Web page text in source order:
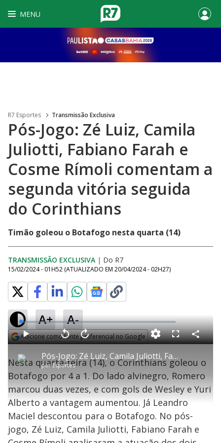
MENU
R7 Esportes Transmissão Exclusiva
Pós-Jogo: Zé Luiz, Camila
Juliotti, Fabiano Farah e
Cosme Rímoli comentam a
segunda vitória seguida
do Corinthians
Timão goleou o Botafogo nesta quarta (14)
TRANSMISSÃO EXCLUSIVA | Do R7
15/02/2024 - 01H52 (ATUALIZADO EM 20/04/2024 - 02H27)
A+ A-
Adicione como fonte preferencial no Google
P
l
a
Pós-Jogo: Zé Luiz, Camila Juliotti, Fabiano Farah e Cosme Rímoli comentam a segunda vitória seguida do Corinthians
por Esportes
P V
t
a
r
0
e
g
n
d
s
A
a
n
ç
a
r
1
s
e
u
n
L
o
a
d
e
:
0
.
4
8
%
F
l
s
c
r
e
n
C
o
a
r
h
a
Nesta quarta-feira (14), o Corinthians goleou o
Botafogo por 4 a 1. Do lado alvinegro, Romero
marcou duas vezes, e com gols de Wesley e Yuri
Alberto a vantagem aumentou. Já Leandro
Maciel descontou para o Botafogo. No pós-
jogo, Zé Luiz, Camila Juliotti, Fabiano Farah e